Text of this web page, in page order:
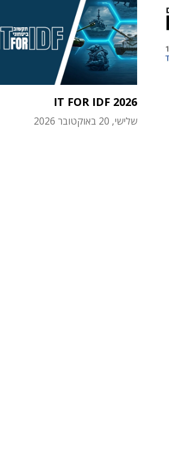
IT FOR IDF 2026
שלישי, 20 באוקטובר 2026